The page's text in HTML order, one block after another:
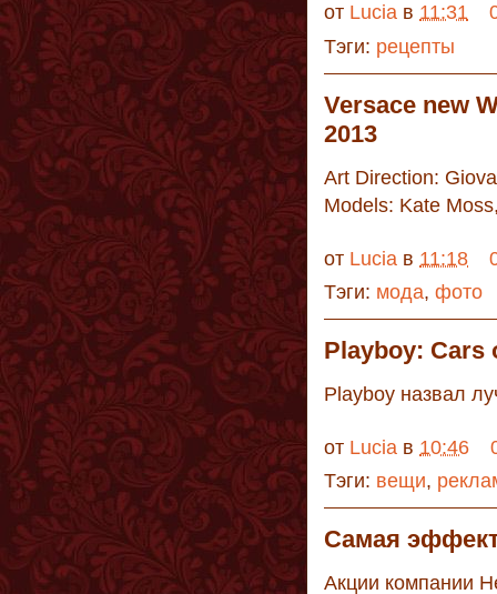
от Lucia в 11:31
Тэги: рецепты
Versace new
2013
Art Direction:
Models: Kate
от Lucia в 11:18
Тэги: мода, фото
Playboy: Cars
Playboy назвал
от Lucia в 10:46
Тэги: вещи,
Cамая
Акции компании